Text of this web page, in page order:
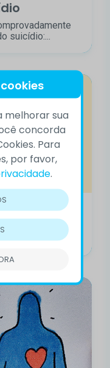
suicídio:...
12% em
melhorar sua
concorda
Para
por favor,
.